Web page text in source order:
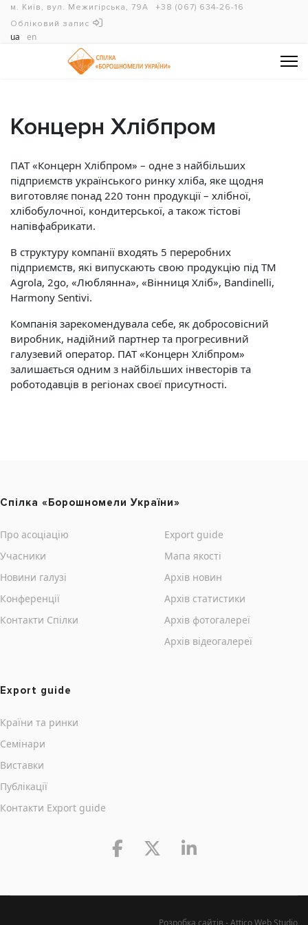
м. Київ, вул. Межигірська, 79А
+38 (067) 634-26-16
Обліковий запис
ua en
Концерн Хлібпром
ПАТ «Концерн Хлібпром» – одне з найбільших
підприємств українського ринку хліба, яке щодня
виготовляє понад 220 тонн продукції – хлібної,
хлібобулочної, кондитерської, а також тістові
напівфабрикати.
В структуру компанії входять 5 переробних
підприємств, які випускають свою продукцію під ТМ
Agrola, 2go, «Люблянна», «Вінниця Хліб», Bandinelli,
Harmony Sentivi.
Компанія зарекомендувала себе, як добросовісний
виробник, надійний партнер та прогресивний
галузевий оператор. ПАТ «Концерн Хлібпром»
залишається одним з найбільших інвесторів та
роботодавців в регіонах своєї присутності.
Cпілка «Борошномели України»
Про асоціацію
Учасники
Новини галузі
Конференції
Контакти Cпілки
Export guide
Мапа якості
Архів новин
Архів статистики
Архів фотогалереї
Архів відеогалереї
Export guide
Країни та ринки
Семінари
Виставки
Публікації
Контакти Export guide
Розробка сайтів - Attico Web Studio